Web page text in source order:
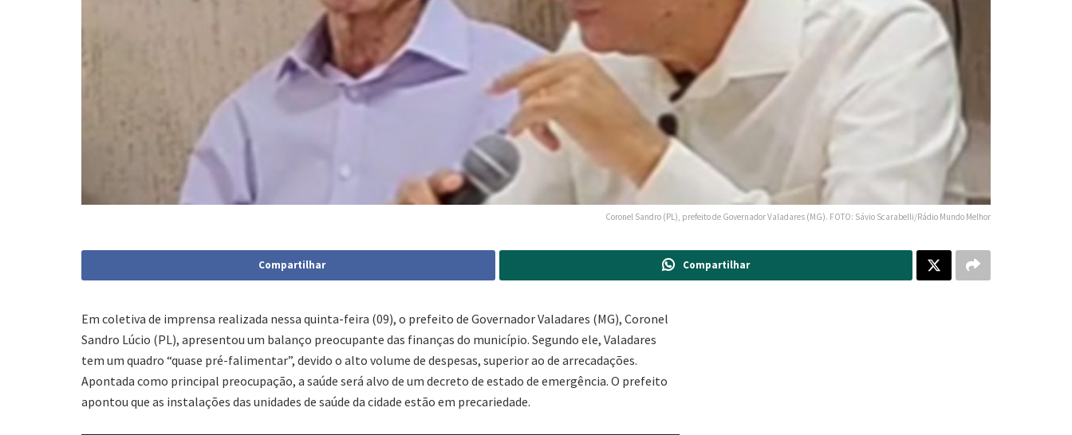
Coronel Sandro (PL), prefeito de Governador Valadares (MG). FOTO: Sávio Scarabelli/Rádio Mundo Melhor
Compartilhar Compartilhar
Em coletiva de imprensa realizada nessa quinta-feira (09), o prefeito de Governador Valadares (MG), Coronel
Sandro Lúcio (PL), apresentou um balanço preocupante das finanças do município. Segundo ele, Valadares
tem um quadro “quase pré-falimentar”, devido o alto volume de despesas, superior ao de arrecadações.
Apontada como principal preocupação, a saúde será alvo de um decreto de estado de emergência. O prefeito
apontou que as instalações das unidades de saúde da cidade estão em precariedade.